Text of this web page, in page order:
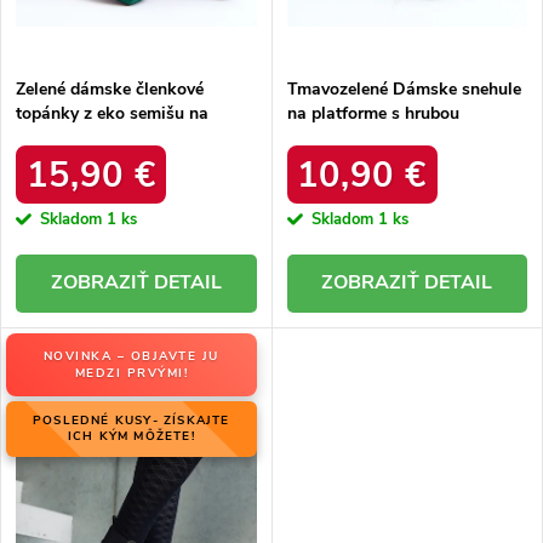
Zelené dámske členkové
topánky z eko semišu na
zipsom, kód produktu 168-500
GREEN
15,90 €
Skladom 1 ks
DETAIL
Tmavozelené Dámske snehule
na platforme s hrubou
produktu VL226P GREEN
10,90 €
Skladom 1 ks
DETAIL
NOVINKA – OBJAVTE JU
MEDZI PRVÝMI!
POSLEDNÉ KUSY- ZÍSKAJTE
ICH KÝM MÔŽETE!